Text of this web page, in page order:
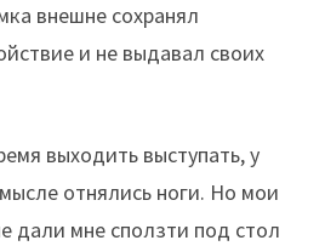
внешне сохранял
и не выдавал своих
выходить выступать, у
отнялись ноги. Но мои
дали мне сползти под стол